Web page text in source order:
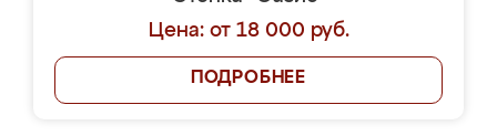
Цена: от 18 000 руб.
ПОДРОБНЕЕ